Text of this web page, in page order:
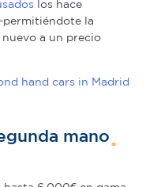
los hace
la
a un precio
hand cars in Madrid
mano